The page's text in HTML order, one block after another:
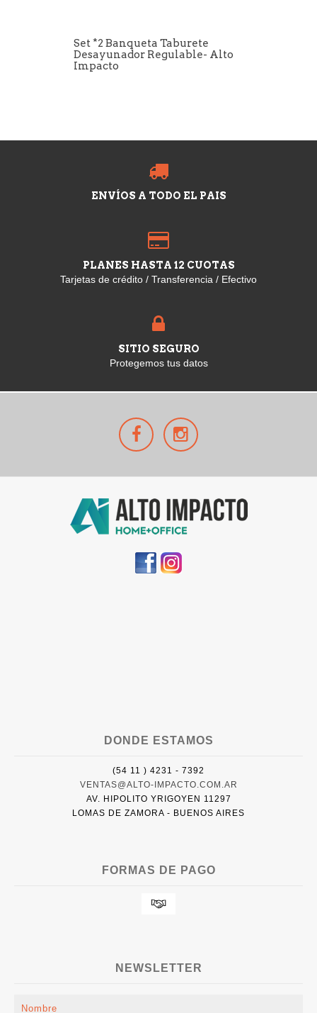
Set *2 Banqueta Taburete
Desayunador Regulable- Alto
Impacto
ENVÍOS A TODO EL PAIS
PLANES HASTA 12 CUOTAS
Tarjetas de crédito / Transferencia / Efectivo
SITIO SEGURO
Protegemos tus datos
DONDE ESTAMOS
(54 11 ) 4231 - 7392
VENTAS@ALTO-IMPACTO.COM.AR
AV. HIPOLITO YRIGOYEN 11297
LOMAS DE ZAMORA - BUENOS AIRES
FORMAS DE PAGO
NEWSLETTER